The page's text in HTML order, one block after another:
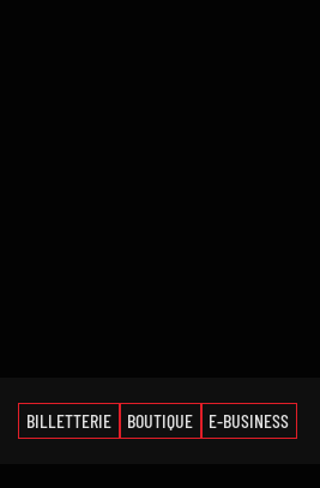
BILLETTERIE BOUTIQUE E-BUSINESS